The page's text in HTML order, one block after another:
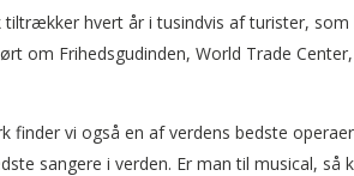
tiltrækker hvert år i tusindvis af turister,
om Frihedsgudinden, World Trade
finder vi også en af verdens bedste
sangere i verden. Er man til musical,